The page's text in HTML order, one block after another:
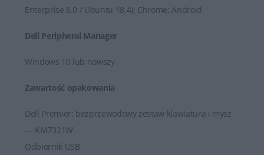
Enterprise 8.0 / Ubuntu 18.4); Chrome; Android
Dell Peripheral Manager
Windows 10 lub nowszy
Zawartość opakowania
Dell Premier: bezprzewodowy zestaw klawiatura i mysz
— KM7321W
Odbiornik USB